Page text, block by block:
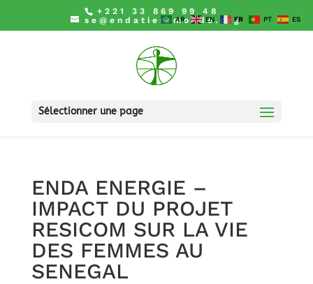
+221 33 869 99 48
se@endatiersmonde.org
Sélectionner une page
ENDA ENERGIE –
IMPACT DU PROJET
RESICOM SUR LA VIE
DES FEMMES AU
SENEGAL
AR EN FR PT ES